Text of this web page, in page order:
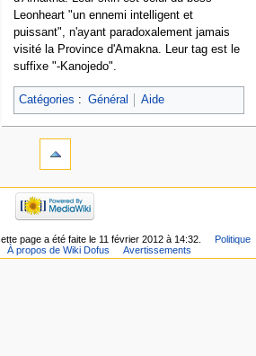
Leonheart "un ennemi intelligent et
puissant", n'ayant paradoxalement jamais
visité la Province d'Amakna. Leur tag est le
suffixe "-Kanojedo".
Catégories : Général Aide
page a été faite le 11 février 2012 à 14:32.
Politique
À propos de Wiki Dofus Avertissements